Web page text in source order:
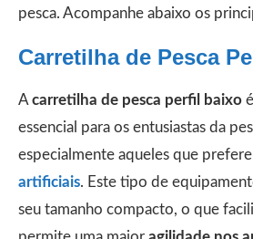
pesca. Acompanhe abaixo os
Carretilha de Pesca
A carretilha de pesca perfil baixo
essencial para os entusiastas da
especialmente aqueles que
artificiais. Este tipo de
seu tamanho compacto, o que